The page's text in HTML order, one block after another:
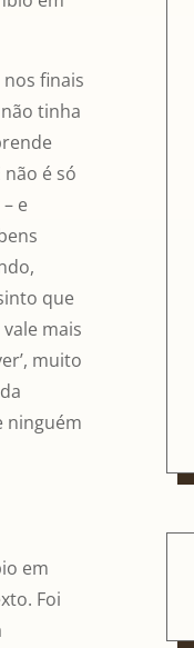
finais
tinha
é só
e
que
mais
muito
ninguém
em
Foi